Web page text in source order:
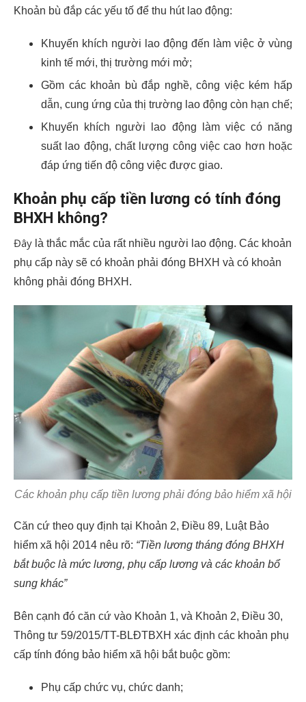
Khoản bù đắp các yếu tố để thu hút lao động:
Khuyến khích người lao động đến làm việc ở vùng
kinh tế mới, thị trường mới mở;
Gồm các khoản bù đắp nghề, công việc kém hấp
dẫn, cung ứng của thị trường lao động còn hạn chế;
Khuyến khích người lao động làm việc có năng
suất lao động, chất lượng công việc cao hơn hoặc
đáp ứng tiến độ công việc được giao.
Khoản phụ cấp tiền lương có tính đóng
BHXH không?
Đây là thắc mắc của rất nhiều người lao động. Các khoản
phụ cấp này sẽ có khoản phải đóng BHXH và có khoản
không phải đóng BHXH.
Các khoản phụ cấp tiền lương phải đóng bảo hiểm xã hội
Căn cứ theo quy định tại Khoản 2, Điều 89, Luật Bảo
hiểm xã hội 2014 nêu rõ: “Tiền lương tháng đóng BHXH
bắt buộc là mức lương, phụ cấp lương và các khoản bổ
sung khác”
Bên cạnh đó căn cứ vào Khoản 1, và Khoản 2, Điều 30,
Thông tư 59/2015/TT-BLĐTBXH xác định các khoản phụ
cấp tính đóng bảo hiểm xã hội bắt buộc gồm:
Phụ cấp chức vụ, chức danh;